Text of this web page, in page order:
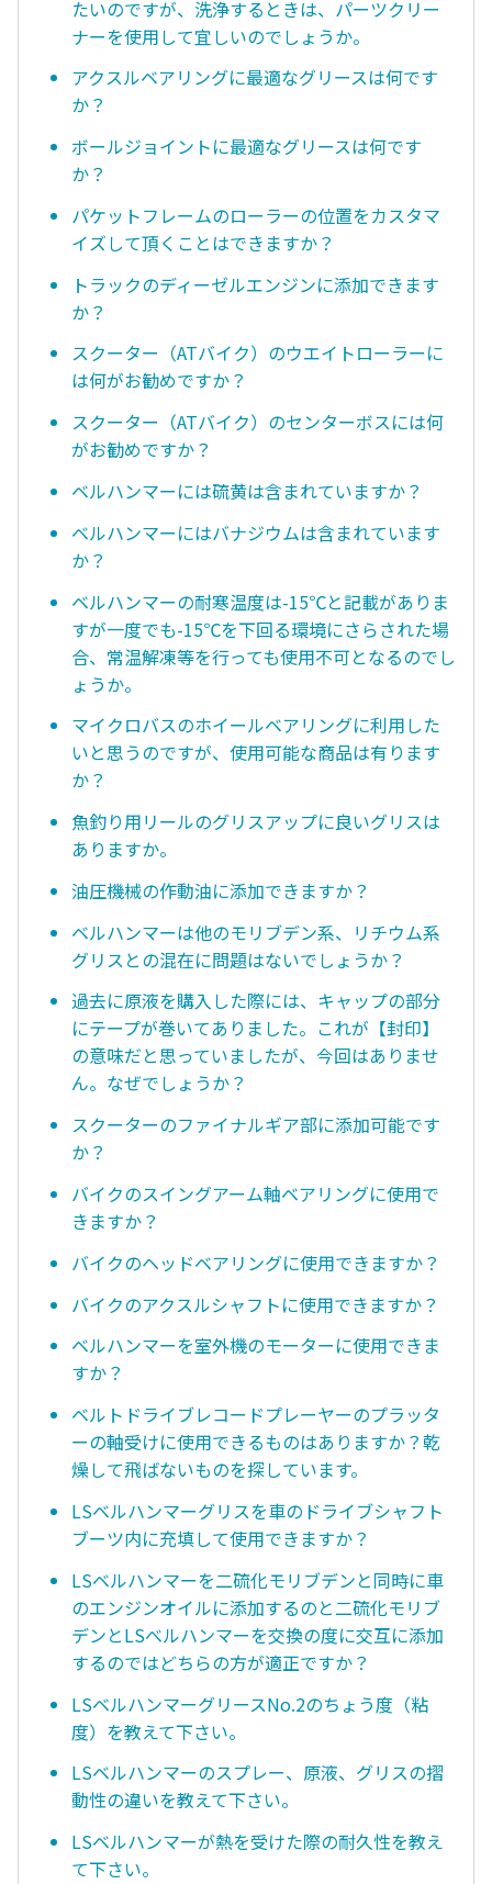
たいのですが、洗浄するときは、パーツクリー
ナーを使用して宜しいのでしょうか。
アクスルベアリングに最適なグリースは何です
か？
ボールジョイントに最適なグリースは何です
か？
パケットフレームのローラーの位置をカスタマ
イズして頂くことはできますか？
トラックのディーゼルエンジンに添加できます
か？
スクーター（ATバイク）のウエイトローラーに
は何がお勧めですか？
スクーター（ATバイク）のセンターボスには何
がお勧めですか？
ベルハンマーには硫黄は含まれていますか？
ベルハンマーにはバナジウムは含まれています
か？
ベルハンマーの耐寒温度は-15℃と記載がありま
すが一度でも-15℃を下回る環境にさらされた場
合、常温解凍等を行っても使用不可となるのでし
ょうか。
マイクロバスのホイールベアリングに利用した
いと思うのですが、使用可能な商品は有ります
か？
魚釣り用リールのグリスアップに良いグリスは
ありますか。
油圧機械の作動油に添加できますか？
ベルハンマーは他のモリブデン系、リチウム系
グリスとの混在に問題はないでしょうか？
過去に原液を購入した際には、キャップの部分
にテープが巻いてありました。これが【封印】
の意味だと思っていましたが、今回はありませ
ん。なぜでしょうか？
スクーターのファイナルギア部に添加可能です
か？
バイクのスイングアーム軸ベアリングに使用で
きますか？
バイクのヘッドベアリングに使用できますか？
バイクのアクスルシャフトに使用できますか？
ベルハンマーを室外機のモーターに使用できま
すか？
ベルトドライブレコードプレーヤーのプラッタ
ーの軸受けに使用できるものはありますか？乾
燥して飛ばないものを探しています。
LSベルハンマーグリスを車のドライブシャフト
ブーツ内に充填して使用できますか？
LSベルハンマーを二硫化モリブデンと同時に車
のエンジンオイルに添加するのと二硫化モリブ
デンとLSべルハンマーを交換の度に交互に添加
するのではどちらの方が適正ですか？
LSベルハンマーグリースNo.2のちょう度（粘
度）を教えて下さい。
LSベルハンマーのスプレー、原液、グリスの摺
動性の違いを教えて下さい。
LSベルハンマーが熱を受けた際の耐久性を教え
て下さい。